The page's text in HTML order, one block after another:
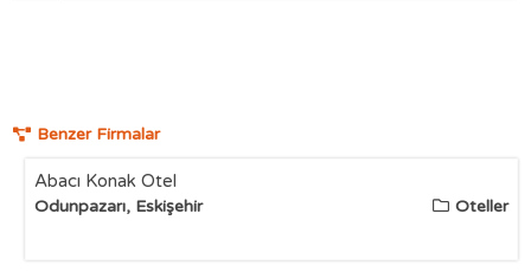
Benzer Firmalar
Abacı Konak Otel
Odunpazarı, Eskişehir Oteller